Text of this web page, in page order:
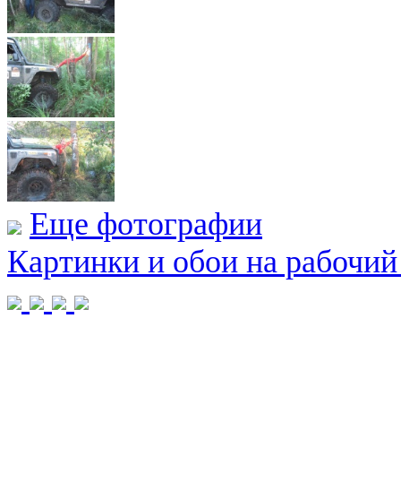
Еще фотографии
Картинки и обои на